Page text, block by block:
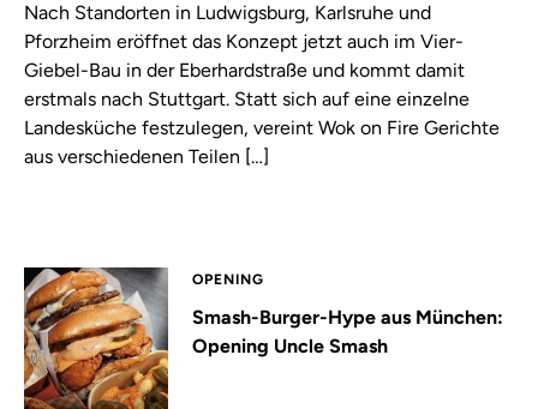
Nach Standorten in Ludwigsburg, Karlsruhe und
Pforzheim eröffnet das Konzept jetzt auch im Vier-
Giebel-Bau in der Eberhardstraße und kommt damit
erstmals nach Stuttgart. Statt sich auf eine einzelne
Landesküche festzulegen, vereint Wok on Fire Gerichte
aus verschiedenen Teilen […]
OPENING
Smash-Burger-Hype aus München:
Opening Uncle Smash